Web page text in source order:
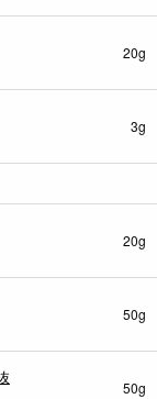
20g
3g
20g
50g
50g